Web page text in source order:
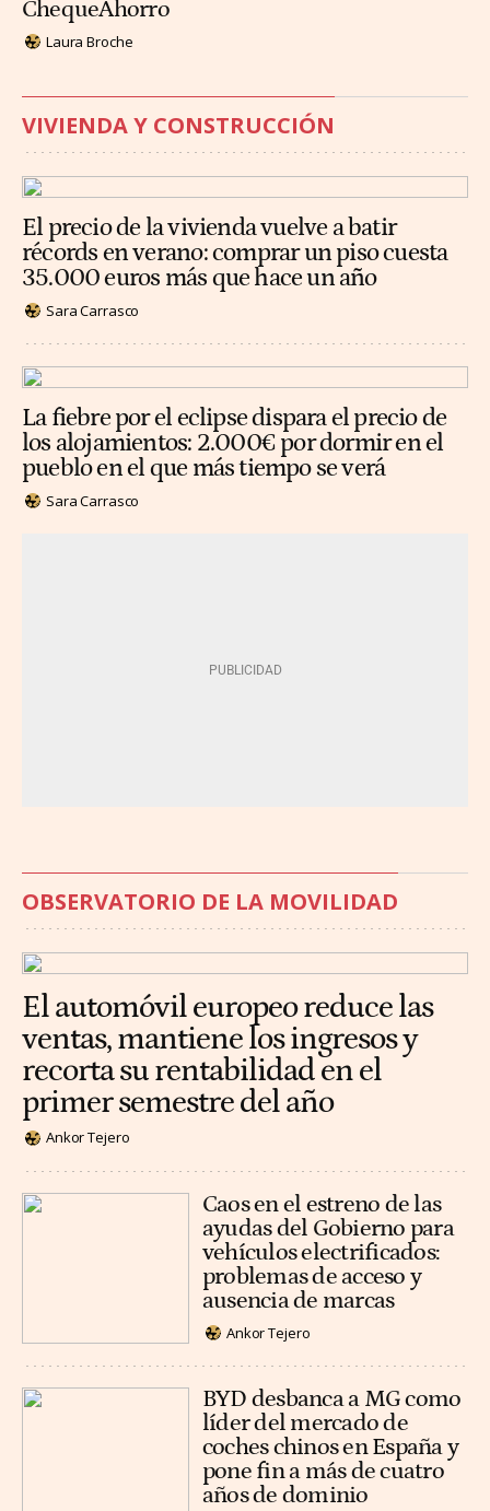
ChequeAhorro
Laura Broche
VIVIENDA Y CONSTRUCCIÓN
El precio de la vivienda vuelve a batir
récords en verano: comprar un piso cuesta
35.000 euros más que hace un año
Sara Carrasco
La fiebre por el eclipse dispara el precio de
los alojamientos: 2.000€ por dormir en el
pueblo en el que más tiempo se verá
Sara Carrasco
OBSERVATORIO DE LA MOVILIDAD
El automóvil europeo reduce las
ventas, mantiene los ingresos y
recorta su rentabilidad en el
primer semestre del año
Ankor Tejero
Caos en el estreno de las
ayudas del Gobierno para
vehículos electrificados:
problemas de acceso y
ausencia de marcas
Ankor Tejero
BYD desbanca a MG como
líder del mercado de
coches chinos en España y
pone fin a más de cuatro
años de dominio